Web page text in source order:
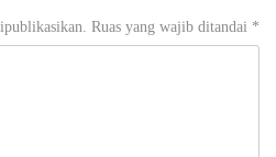
Ruas yang wajib ditandai *